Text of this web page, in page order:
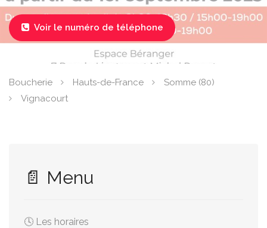
 Voir le numéro de téléphone
Boucherie Hauts-de-France
Somme (80)
Vignacourt
📄 Menu
🕓 Les horaires